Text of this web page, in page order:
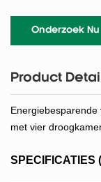
Onderzoek Nu
Product
met vier
SPECIFICATIES